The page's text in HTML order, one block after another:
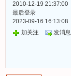
2010-12-19 21:37:00
最后登录
2023-09-16 16:13:08
加关注
发消息